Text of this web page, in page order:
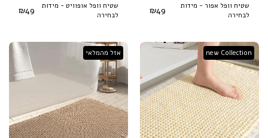
שטיח וופל אפור - מידות
לבחירה
₪49
שטיח וופל אופוויט - מידות
לבחירה
₪49
new Collection אזל מהמלאי